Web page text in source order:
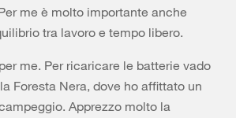
me è molto importante anche
tra lavoro e tempo libero.
me. Per ricaricare le batterie vado
Foresta Nera, dove ho affittato un
Apprezzo molto la